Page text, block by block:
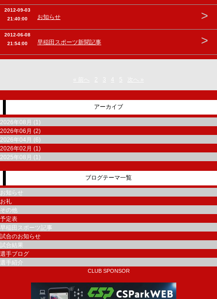
2012-09-03
21:40:00
お知らせ >
2012-06-08
21:54:00
早稲田スポーツ新聞記事 >
2 3 5
アーカイブ
2026年08月 (1)
2026年06月 (2)
2026年04月 (6)
2026年02月 (1)
2025年08月 (1)
ブログテーマ一覧
お知らせ
お礼
その他
予定表
早稲田スポーツ記事
試合のお知らせ
試合結果
選手ブログ
選手紹介
CLUB SPONSOR